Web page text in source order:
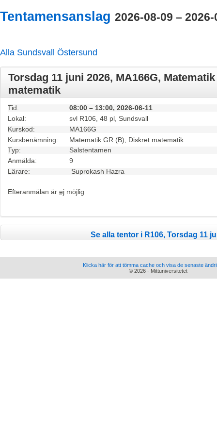
Tentamensanslag 2026-08-09 – 2026-
Alla Sundsvall Östersund
Torsdag 11 juni 2026, MA166G,
matematik
Tid:
08:00 – 13:00, 2026-06-11
Lokal:
svl R106, 48 pl, Sundsvall
Kurskod:
MA166G
Kursbenämning:
Matematik GR (B), Diskret matematik
Typ:
Salstentamen
Anmälda:
9
Lärare:
Suprokash Hazra
Efteranmälan är ej möjlig
Se alla tentor i R106, Torsdag 11
Klicka här för att tömma cache och visa de senaste
© 2026 - Mittuniversitetet